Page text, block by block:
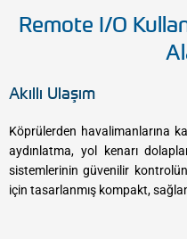
Remote I/O
Akıllı Ulaşım
Köprülerden havalimanlarına
aydınlatma, yol kenarı
sistemlerinin güvenilir
için tasarlanmış kompakt,